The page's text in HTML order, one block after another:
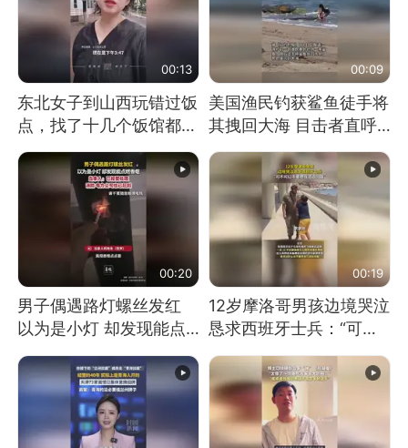
00:13
东北女子到山西玩错过饭
点，找了十几个饭馆都没
开门：午休到几点
00:09
美国渔民钓获鲨鱼徒手将
其拽回大海 目击者直呼
震惊 （视频来源：参考
消息）
00:20
男子偶遇路灯螺丝发红
以为是小灯 却发现能点
燃香烟 当事人：已报警
处理
00:19
12岁摩洛哥男孩边境哭泣
恳求西班牙士兵：“可不
可以不要把我遣返回国”